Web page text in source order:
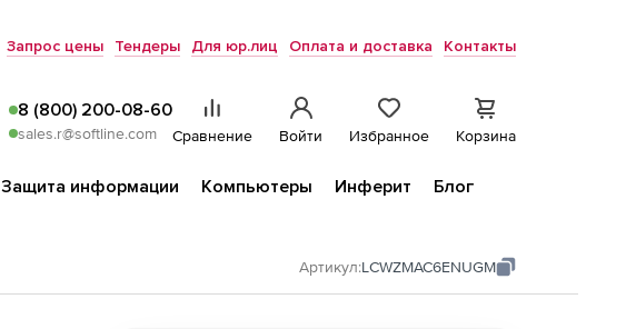
Запрос цены Тендеры Для юр.лиц Оплата и доставка Контакты
8 (800) 200-08-60
sales.r@softline.com Сравнение Войти Избранное Корзина
Защита информации Компьютеры Инферит
Блог
Артикул:LCWZMAC6ENUGM